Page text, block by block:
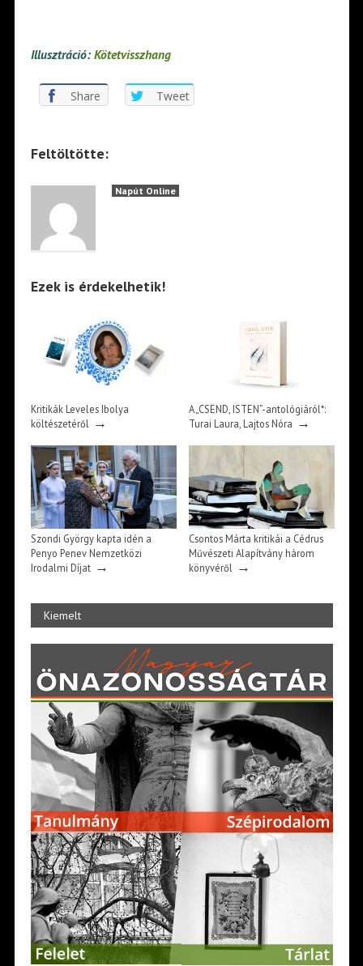
Illusztráció: Kötetvisszhang
Share Tweet
Feltöltötte:
Napút Online
Ezek is érdekelhetik!
Kritikák Leveles Ibolya
költészetéről→
A „CSEND, ISTEN”-antológiáról*:
Turai Laura, Lajtos Nóra →
Szondi György kapta idén a
Penyo Penev Nemzetközi
Irodalmi Díjat→
Csontos Márta kritikái a Cédrus
Művészeti Alapítvány három
könyvéről→
Kiemelt